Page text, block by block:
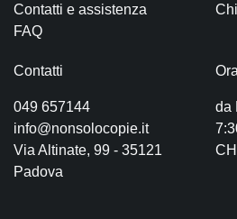
Contatti e assistenza
FAQ
Contatti
049 657144
info@nonsolocopie.it
Via Altinate, 99 - 35121
Padova
da